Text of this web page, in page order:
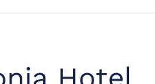
Hotel